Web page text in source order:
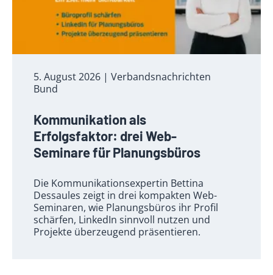
5. August 2026 | Verbandsnachrichten
Bund
Kommunikation als
Erfolgsfaktor: drei Web-
Seminare für Planungsbüros
Die Kommunikationsexpertin Bettina
Dessaules zeigt in drei kompakten Web-
Seminaren, wie Planungsbüros ihr Profil
schärfen, LinkedIn sinnvoll nutzen und
Projekte überzeugend präsentieren.